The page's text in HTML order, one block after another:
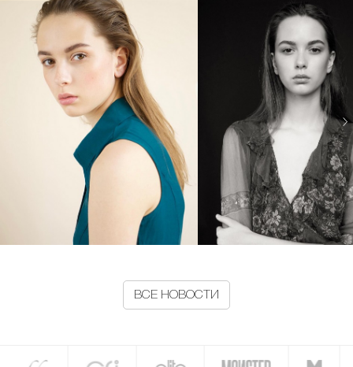
ВСЕ НОВОСТИ